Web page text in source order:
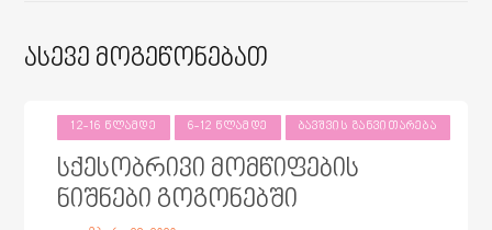
Ასევე Მოგეწონებათ
12-16 ᲬᲚᲐᲛᲓᲔ 6-12 ᲬᲚᲐᲛᲓᲔ ᲑᲐᲕᲨᲕᲘᲡ ᲒᲐᲜᲕᲘᲗᲐᲠᲔᲑᲐ
სქესობრივი მომწიფების
ნიშნები გოგონებში